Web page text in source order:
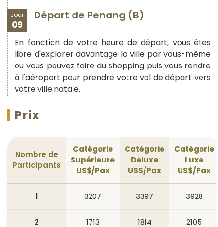
Jour
09
Départ de Penang (B)
En fonction de votre heure de départ, vous êtes
libre d'explorer davantage la ville par vous-même
ou vous pouvez faire du shopping puis vous rendre
à l'aéroport pour prendre votre vol de départ vers
votre ville natale.
Prix
Nombre de
Participants
Catégorie
Supérieure
US$/Pax
Catégorie
Deluxe
US$/Pax
Catégorie
Luxe
US$/Pax
1 3207 3397 3928
2 1713 1814 2105